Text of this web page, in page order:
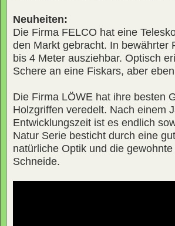
Neuheiten:
Die Firma FELCO hat eine
den Markt gebracht. In bewährter
bis 4 Meter ausziehbar. Optisch
Schere an eine Fiskars, aber
Die Firma LÖWE hat ihre besten
Holzgriffen veredelt. Nach einem
Entwicklungszeit ist es endlich
Natur Serie besticht durch eine
natürliche Optik und die
Schneide.